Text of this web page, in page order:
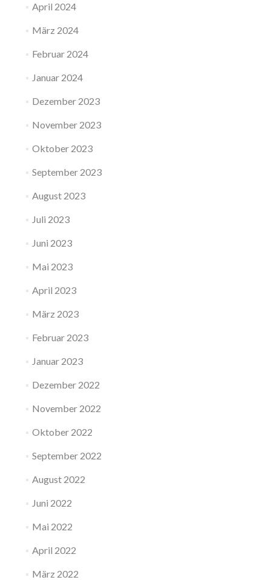
April 2024
März 2024
Februar 2024
Januar 2024
Dezember 2023
November 2023
Oktober 2023
September 2023
August 2023
Juli 2023
Juni 2023
Mai 2023
April 2023
März 2023
Februar 2023
Januar 2023
Dezember 2022
November 2022
Oktober 2022
September 2022
August 2022
Juni 2022
Mai 2022
April 2022
März 2022